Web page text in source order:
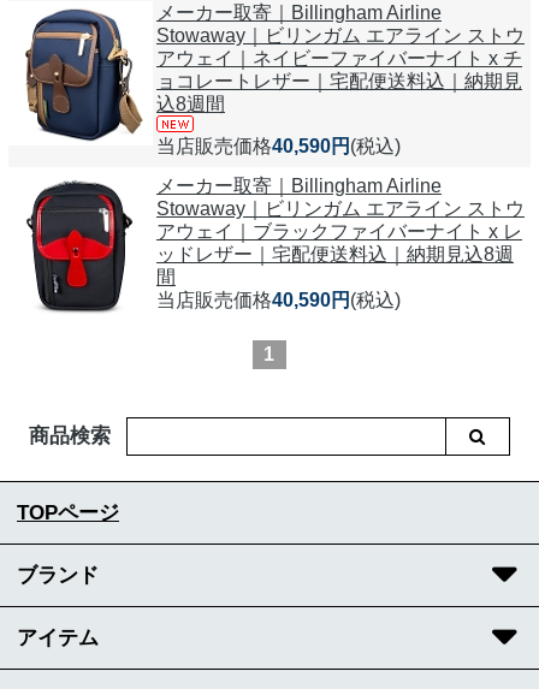
メーカー取寄｜Billingham Airline
Stowaway｜ビリンガム エアライン ストウ
アウェイ｜ネイビーファイバーナイト x チ
ョコレートレザー｜宅配便送料込｜納期見
込8週間
当店販売価格40,590円 (税込)
メーカー取寄｜Billingham Airline
Stowaway｜ビリンガム エアライン ストウ
アウェイ｜ブラックファイバーナイト x レ
ッドレザー｜宅配便送料込｜納期見込8週
間
当店販売価格40,590円 (税込)
1
商品検索
TOPページ
ブランド
アイテム